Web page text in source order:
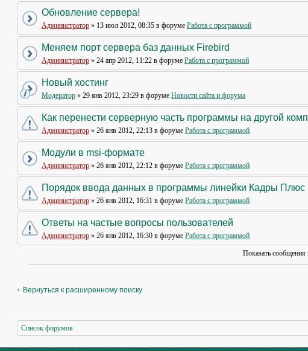
Обновление сервера!
Администратор » 13 июл 2012, 08:35 в форуме Работа с программой
Меняем порт сервера баз данных Firebird
Администратор » 24 апр 2012, 11:22 в форуме Работа с программой
Новый хостинг
Модератор » 29 янв 2012, 23:29 в форуме Новости сайта и форума
Как перенести серверную часть программы на другой
Администратор » 26 янв 2012, 22:13 в форуме Работа с программой
Модули в msi-формате
Администратор » 26 янв 2012, 22:12 в форуме Работа с программой
Порядок ввода данных в программы линейки Кадры Плюс
Администратор » 26 янв 2012, 16:31 в форуме Работа с программой
Ответы на частые вопросы пользователей
Администратор » 26 янв 2012, 16:30 в форуме Работа с программой
Показать сообщения
Вернуться к расширенному поиску
Список форумов